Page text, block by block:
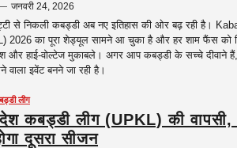
जनवरी 24, 2026
से निकली कबड्डी अब नए इतिहास की ओर बढ़ रही है।
2026 का पूरा शेड्यूल सामने आ चुका है और हर शाम फैंस को
और हाई-वोल्टेज मुकाबले। अगर आप कबड्डी के सच्चे दीवाने
वाला इवेंट बनने जा रही है।
लीग
कबड्डी लीग (UPKL) की वापसी,
दूसरा सीजन